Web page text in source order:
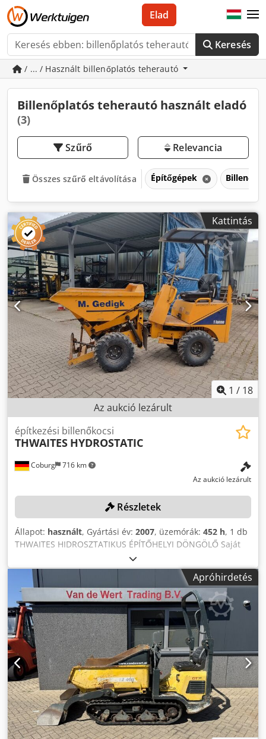
Keresés
Elad
/ ... / Használt billenőplatós teherautó
Billenőplatós teherautó használt eladó
(3)
Szűrő Relevancia
Összes szűrő eltávolítása Építőgépek
Kattintás
1 / 18
Az aukció lezárult
Coburg 716 km
építkezési billenőkocsi
THWAITES HYDROSTATIC
Az aukció lezárult
Részletek
Állapot: használt, Gyártási év: 2007, üzemórák: 452 h, 1 db
THWAITES HIDROSZTATIKUS ÉPÍTŐHELYI DÖNGÖLŐ Saját
tömeg: 1295 kg, hasznos teher: 1000 kg, megengedett első
tengelyterhelés: 1490 kg, megengedett hátsó
tengelyterhelés: 805 kg, motor teljesítménye: 15,9 kW,
üzemi óra: 452 óra. Cedszlcvcepfx Ad Ssrf Szín: a képen
látható, a képek és a személyes megtekintés alapján.
Gyártási év: 2007 Állapot: használt
Apróhirdetés